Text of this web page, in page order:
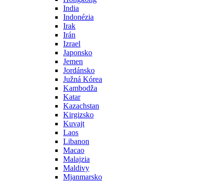
India
Indonézia
Irak
Irán
Izrael
Japonsko
Jemen
Jordánsko
Južná Kórea
Kambodža
Katar
Kazachstan
Kirgizsko
Kuvajt
Laos
Libanon
Macao
Malajzia
Maldivy
Mjanmarsko